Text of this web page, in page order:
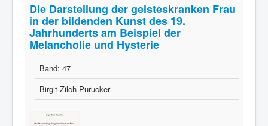
Die Darstellung der geisteskranken Frau
in der bildenden Kunst des 19.
Jahrhunderts am Beispiel der
Melancholie und Hysterie
Band: 47
Birgit Zilch-Purucker